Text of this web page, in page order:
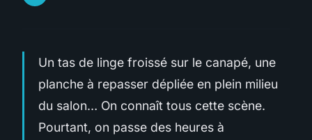
Un tas de linge froissé sur le canapé, une
planche à repasser dépliée en plein milieu
du salon… On connaît tous cette scène.
Pourtant, on passe des heures à